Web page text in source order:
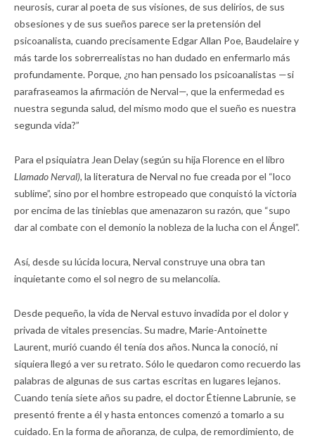
neurosis, curar al poeta de sus visiones, de sus delirios, de sus
obsesiones y de sus sueños parece ser la pretensión del
psicoanalista, cuando precisamente Edgar Allan Poe, Baudelaire y
más tarde los sobrerrealistas no han dudado en enfermarlo más
profundamente. Porque, ¿no han pensado los psicoanalistas —si
parafraseamos la afirmación de Nerval—, que la enfermedad es
nuestra segunda salud, del mismo modo que el sueño es nuestra
segunda vida?”
Para el psiquiatra Jean Delay (según su hija Florence en el libro
Llamado Nerval), la literatura de Nerval no fue creada por el “loco
sublime”, sino por el hombre estropeado que conquistó la victoria
por encima de las tinieblas que amenazaron su razón, que “supo
dar al combate con el demonio la nobleza de la lucha con el Ángel”.
Así, desde su lúcida locura, Nerval construye una obra tan
inquietante como el sol negro de su melancolía.
Desde pequeño, la vida de Nerval estuvo invadida por el dolor y
privada de vitales presencias. Su madre, Marie-Antoinette
Laurent, murió cuando él tenía dos años. Nunca la conoció, ni
siquiera llegó a ver su retrato. Sólo le quedaron como recuerdo las
palabras de algunas de sus cartas escritas en lugares lejanos.
Cuando tenía siete años su padre, el doctor Étienne Labrunie, se
presentó frente a él y hasta entonces comenzó a tomarlo a su
cuidado. En la forma de añoranza, de culpa, de remordimiento, de